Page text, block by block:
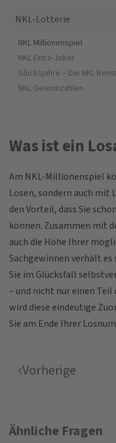
NKL-Lotterie
NKL Millionenspiel
NKL Extra-Joker
Glücksjahre – Die NKL
NKL Gewinnzahlen
Was ist ein
Am NKL-Millionenspiel
Losen, sondern auch
den Vorteil, dass Sie
können. Zusammen mit
auch die Höhe Ihrer
Sachgewinnen verhält
Sie im Glücksfall
– und nicht nur einen
wird diese eindeutige
Sie am Ende Ihrer
Vorherige
Ähnliche Fragen